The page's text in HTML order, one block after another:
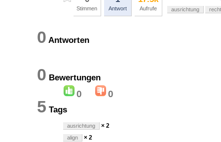
Stimmen Antwort Aufrufe ausrichtung
0 Antworten
0 Bewertungen
0 0
5 Tags
ausrichtung × 2
align × 2